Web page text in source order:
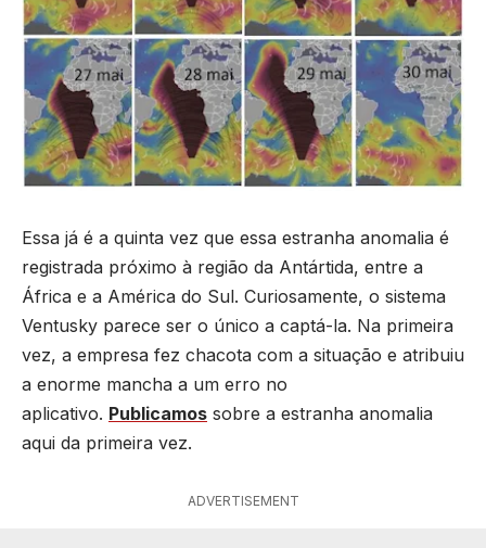
Essa já é a quinta vez que essa estranha anomalia é
registrada próximo à região da Antártida, entre a
África e a América do Sul. Curiosamente, o sistema
Ventusky parece ser o único a captá-la. Na primeira
vez, a empresa fez chacota com a situação e atribuiu
a enorme mancha a um erro no
aplicativo. Publicamos sobre a estranha anomalia
aqui da primeira vez.
ADVERTISEMENT